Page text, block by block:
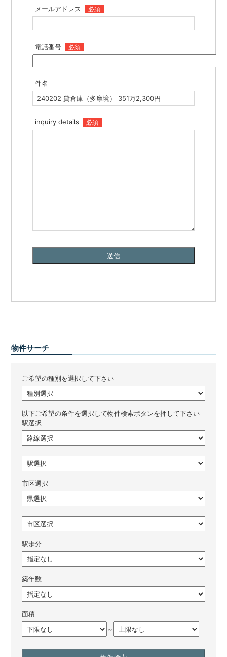
メールアドレス 必須
電話番号 必須
件名
inquiry details 必須
物件サーチ
ご希望の種別を選択して下さい
以下ご希望の条件を選択して物件検索ボタンを押して下さい
駅選択
市区選択
駅歩分
築年数
面積
～